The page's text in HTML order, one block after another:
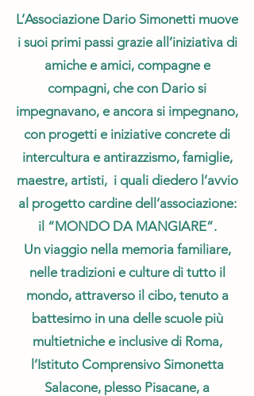
L’Associazione Dario Simonetti muove
i suoi primi passi grazie all’iniziativa di
amiche e amici, compagne e
compagni, che con Dario si
impegnavano, e ancora si impegnano,
con progetti e iniziative concrete di
intercultura e antirazzismo, famiglie,
maestre, artisti, i quali diedero l’avvio
al progetto cardine dell’associazione:
il “MONDO DA MANGIARE”.
Un viaggio nella memoria familiare,
nelle tradizioni e culture di tutto il
mondo, attraverso il cibo, tenuto a
battesimo in una delle scuole più
multietniche e inclusive di Roma,
l’Istituto Comprensivo Simonetta
Salacone, plesso Pisacane, a